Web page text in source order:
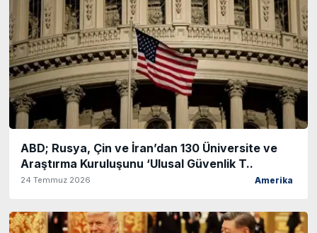
ABD; Rusya, Çin ve İran’dan 130 Üniversite ve
Araştırma Kuruluşunu ‘Ulusal Güvenlik T..
24 Temmuz 2026 Amerika